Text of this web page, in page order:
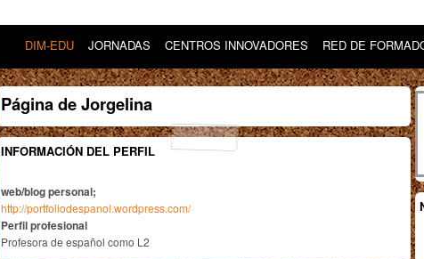
DIM-EDU JORNADAS CENTROS INNOVADORES RED DE
Página de Jorgelina
INFORMACIÓN DEL PERFIL
web/blog personal;
http://portfoliodespanol.wordpress.com/
Perfil profesional
Profesora de español como L2